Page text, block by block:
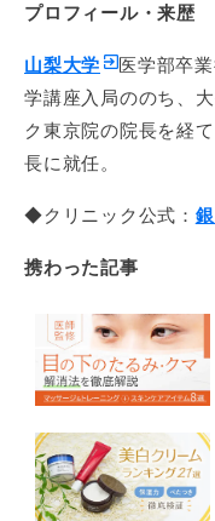
プロフィール・来歴
山梨大学 医学部卒業
学講座入局ののち、
ク東京院の院長を経
長に就任。
◆クリニック公式：
携わった記事